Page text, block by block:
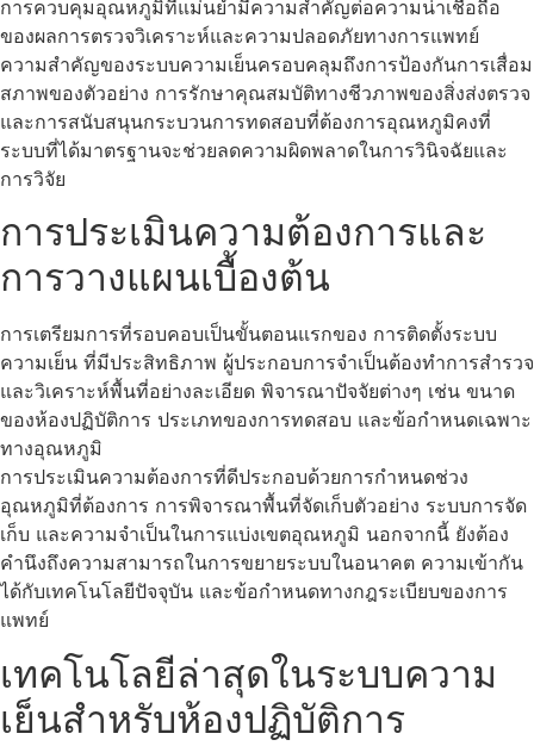
การควบคุมอุณหภูมิที่แม่นยำมีความสำคัญต่อความน่าเชื่อถือ
ของผลการตรวจวิเคราะห์และความปลอดภัยทางการแพทย์
ความสำคัญของระบบความเย็นครอบคลุมถึงการป้องกันการเสื่อม
สภาพของตัวอย่าง การรักษาคุณสมบัติทางชีวภาพของสิ่งส่งตรวจ
และการสนับสนุนกระบวนการทดสอบที่ต้องการอุณหภูมิคงที่
ระบบที่ได้มาตรฐานจะช่วยลดความผิดพลาดในการวินิจฉัยและ
การวิจัย
การประเมินความต้องการและ
การวางแผนเบื้องต้น
การเตรียมการที่รอบคอบเป็นขั้นตอนแรกของ การติดตั้งระบบ
ความเย็น ที่มีประสิทธิภาพ ผู้ประกอบการจำเป็นต้องทำการสำรวจ
และวิเคราะห์พื้นที่อย่างละเอียด พิจารณาปัจจัยต่างๆ เช่น ขนาด
ของห้องปฏิบัติการ ประเภทของการทดสอบ และข้อกำหนดเฉพาะ
ทางอุณหภูมิ
การประเมินความต้องการที่ดีประกอบด้วยการกำหนดช่วง
อุณหภูมิที่ต้องการ การพิจารณาพื้นที่จัดเก็บตัวอย่าง ระบบการจัด
เก็บ และความจำเป็นในการแบ่งเขตอุณหภูมิ นอกจากนี้ ยังต้อง
คำนึงถึงความสามารถในการขยายระบบในอนาคต ความเข้ากัน
ได้กับเทคโนโลยีปัจจุบัน และข้อกำหนดทางกฎระเบียบของการ
แพทย์
เทคโนโลยีล่าสุดในระบบความ
เย็นสำหรับห้องปฏิบัติการ